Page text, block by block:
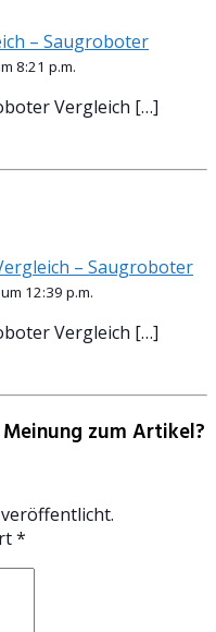
– Saugroboter
8:21 p.m.
Vergleich […]
– Saugroboter
12:39 p.m.
Vergleich […]
zum Artikel?
*